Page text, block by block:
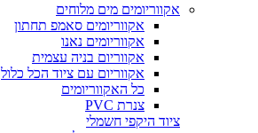
אקווריומים מים מלוחים
אקווריומים סאמפ תחתון
אקווריומים נאנו
אקווריום בניה עצמית
אקווריום עם ציוד הכל כלול
כל האקווריומים
צנרת PVC
ציוד היקפי חשמלי